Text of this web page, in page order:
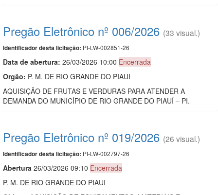
Pregão Eletrônico nº 006/2026 (33 visual.)
Identificador desta licitação: PI-LW-002851-26
Data de abertura: 26/03/2026 10:00 Encerrada
Orgão: P. M. DE RIO GRANDE DO PIAUI
AQUISIÇÃO DE FRUTAS E VERDURAS PARA ATENDER A
DEMANDA DO MUNICÍPIO DE RIO GRANDE DO PIAUÍ – PI.
Pregão Eletrônico nº 019/2026 (26 visual.)
Identificador desta licitação: PI-LW-002797-26
Abertura 26/03/2026 09:10 Encerrada
P. M. DE RIO GRANDE DO PIAUI